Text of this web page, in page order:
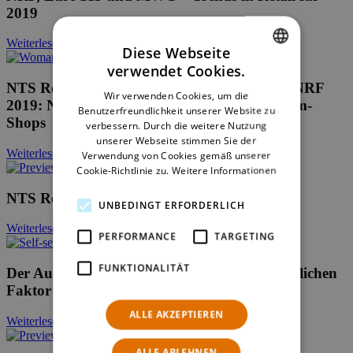
2019
Weiterlesen
NTS Retail und Pyramid Computer auf der NRF
2019: Neue Self-Service-Lösungen für Telekom-
Shops
Weiterlesen
NTS Retail News, Oktober 2018
Weiterlesen
Der Aufstieg von Self-Service zu einem wesentlichen
Faktor des Kundenerlebnisses
Weiterlesen
ENGLISH
GERMAN
Diese Webseite
verwendet Cookies.
Wir verwenden Cookies, um die
Benutzerfreundlichkeit unserer Website zu
verbessern. Durch die weitere Nutzung
unserer Webseite stimmen Sie der
Verwendung von Cookies gemäß unserer
Cookie-Richtlinie zu. Weitere Informationen
UNBEDINGT ERFORDERLICH
PERFORMANCE TARGETING
FUNKTIONALITÄT
ALLE AKZEPTIEREN